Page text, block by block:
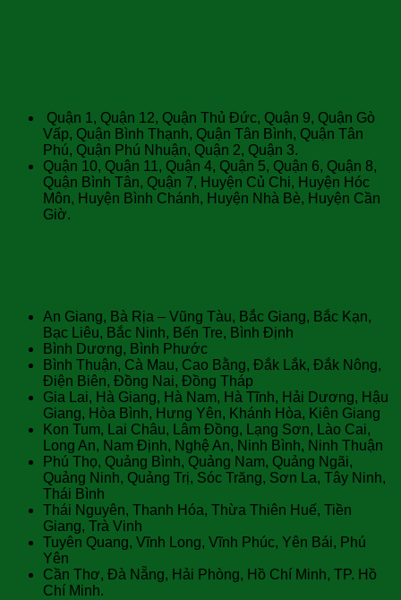
Quận 1, Quận 12, Quận Thủ Đức, Quận 9, Quận Gò
Vấp, Quận Bình Thạnh, Quận Tân Bình, Quận Tân
Phú, Quận Phú Nhuận, Quận 2, Quận 3.
Quận 10, Quận 11, Quận 4, Quận 5, Quận 6, Quận 8,
Quận Bình Tân, Quận 7, Huyện Củ Chi, Huyện Hóc
Môn, Huyện Bình Chánh, Huyện Nhà Bè, Huyện Cần
Giờ.
An Giang, Bà Rịa – Vũng Tàu, Bắc Giang, Bắc Kạn,
Bạc Liêu, Bắc Ninh, Bến Tre, Bình Định
Bình Dương, Bình Phước
Bình Thuận, Cà Mau, Cao Bằng, Đắk Lắk, Đắk Nông,
Điện Biên, Đồng Nai, Đồng Tháp
Gia Lai, Hà Giang, Hà Nam, Hà Tĩnh, Hải Dương, Hậu
Giang, Hòa Bình, Hưng Yên, Khánh Hòa, Kiên Giang
Kon Tum, Lai Châu, Lâm Đồng, Lạng Sơn, Lào Cai,
Long An, Nam Định, Nghệ An, Ninh Bình, Ninh Thuận
Phú Thọ, Quảng Bình, Quảng Nam, Quảng Ngãi,
Quảng Ninh, Quảng Trị, Sóc Trăng, Sơn La, Tây Ninh,
Thái Bình
Thái Nguyên, Thanh Hóa, Thừa Thiên Huế, Tiền
Giang, Trà Vinh
Tuyên Quang, Vĩnh Long, Vĩnh Phúc, Yên Bái, Phú
Yên
Cần Thơ, Đà Nẵng, Hải Phòng, Hồ Chí Minh, TP. Hồ
Chí Minh.